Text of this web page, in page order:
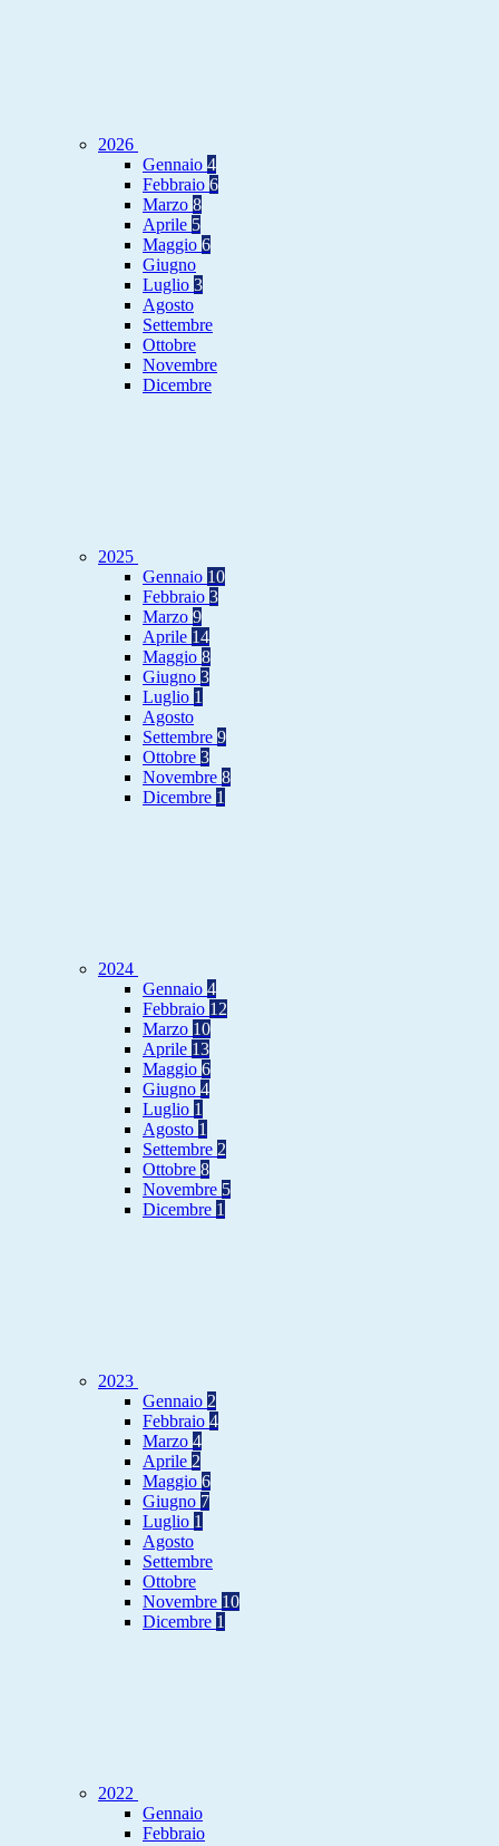
2026
Gennaio 4
Febbraio 6
Marzo 8
Aprile 5
Maggio 6
Giugno
Luglio 3
Agosto
Settembre
Ottobre
Novembre
Dicembre
2025
Gennaio 10
Febbraio 3
Marzo 9
Aprile 14
Maggio 8
Giugno 3
Luglio 1
Agosto
Settembre 9
Ottobre 3
Novembre 8
Dicembre 1
2024
Gennaio 4
Febbraio 12
Marzo 10
Aprile 13
Maggio 6
Giugno 4
Luglio 1
Agosto 1
Settembre 2
Ottobre 8
Novembre 5
Dicembre 1
2023
Gennaio 2
Febbraio 4
Marzo 4
Aprile 2
Maggio 6
Giugno 7
Luglio 1
Agosto
Settembre
Ottobre
Novembre 10
Dicembre 1
2022
Gennaio
Febbraio